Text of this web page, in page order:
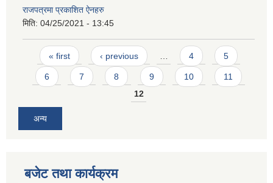
राजपत्रमा प्रकाशित ऐनहरु
मिति: 04/25/2021 - 13:45
Pages
« first ‹ previous … 4 5
6 7 8 9 10
11
12
अन्य
बजेट तथा कार्यक्रम